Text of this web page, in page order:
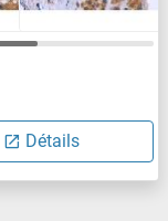
Détails